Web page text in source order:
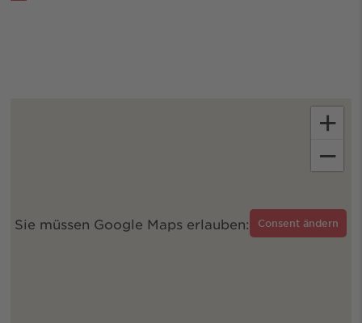
Sie müssen Google Maps erlauben: Consent ändern
+
−